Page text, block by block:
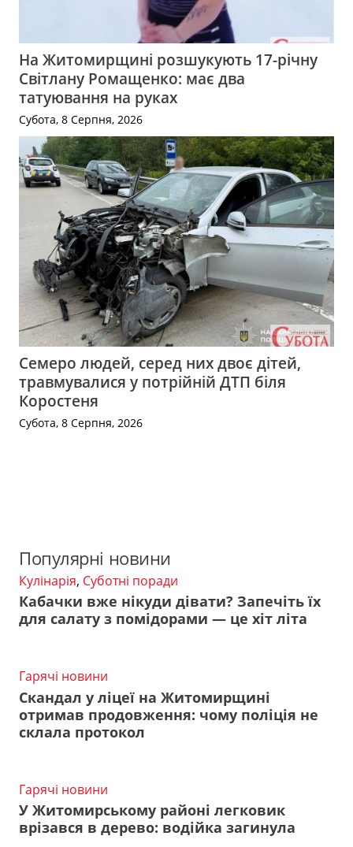
На Житомирщині розшукують 17-річну
Світлану Ромащенко: має два
татуювання на руках
Субота, 8 Серпня, 2026
Семеро людей, серед них двоє дітей,
травмувалися у потрійній ДТП біля
Коростеня
Субота, 8 Серпня, 2026
Популярні новини
Кулінарія, Суботні поради
Кабачки вже нікуди дівати? Запечіть їх
для салату з помідорами — це хіт літа
Гарячі новини
Скандал у ліцеї на Житомирщині
отримав продовження: чому поліція не
склала протокол
Гарячі новини
У Житомирському районі легковик
врізався в дерево: водійка загинула